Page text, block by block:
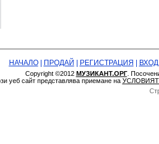
НАЧАЛО| ПРОДАЙ РЕГИСТРАЦИЯ ВХОД
Copyright ©2012 МУЗИКАНТ.ОРГ.
уеб сайт представлява приемане на